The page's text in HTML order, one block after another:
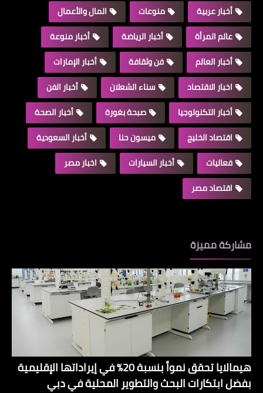
أخبار عربية منوعات
المال والأعمال
عالم المرأة
أخبار الرياضة
أخبار منوعة
أخبار العالم
فن وثقافة
أخبار الإمارات
اخبار الاقتصاد
سناء الشعلان
أخبار الفن
أخبار التكنولوجيا
صبحة بغورة
أخبار الصحة
اقتصاد الخليج
ميسون حنا
أخبار السعودية
فعاليات
أخبار السيارات
اخبار مصر
اقتصاد مصر
مشاركة مميزة
هيمالايا تحقق نمواً بنسبة 20% في إيراداتها الإقليمية
بفضل ابتكارات البحث والتطوير المحلية في دبي